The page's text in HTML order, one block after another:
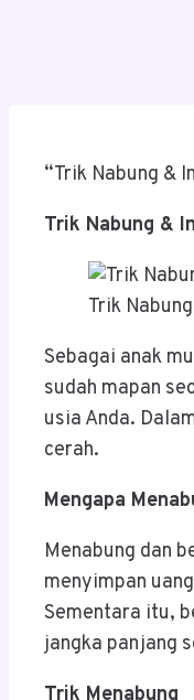
“Trik Nabung &
Trik Nabung &
Trik
Sebagai anak
sudah mapan
usia Anda.
cerah.
Mengapa
Menabung dan
menyimpan
Sementara itu,
jangka panjang